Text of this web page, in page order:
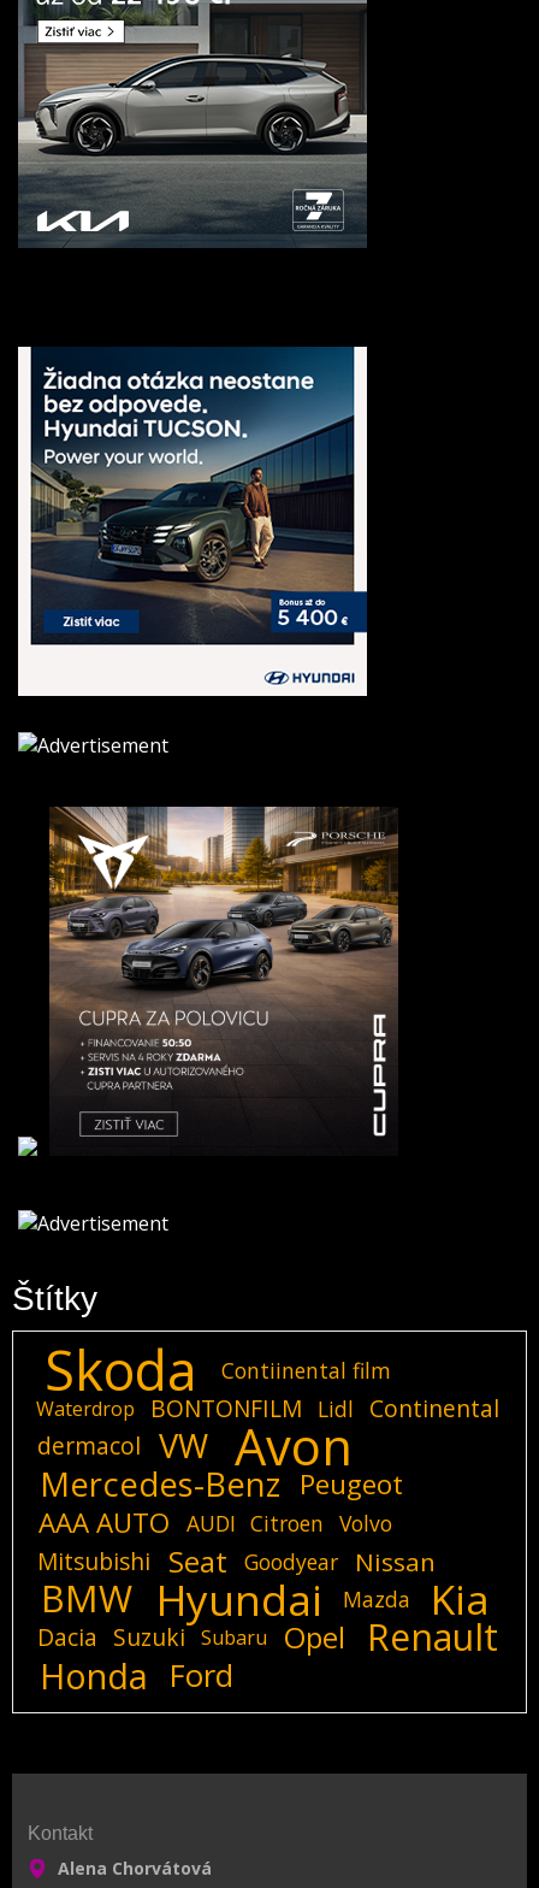
Štítky
Skoda Contiinental film
Waterdrop BONTONFILM Lidl
Continental
dermacol
VW Avon
Mercedes-Benz
Peugeot
AAA AUTO
AUDI Citroen Volvo
Mitsubishi Seat Goodyear Nissan
BMW Hyundai Mazda Kia
Dacia Suzuki Subaru Opel Renault
Honda Ford
Kontakt
Alena Chorvátová